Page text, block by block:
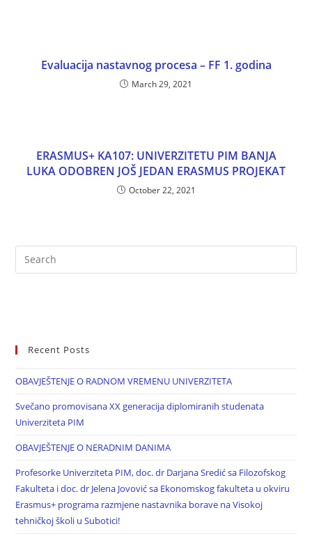
Evaluacija nastavnog procesa – FF 1. godina
March 29, 2021
ERASMUS+ KA107: UNIVERZITETU PIM BANJA
LUKA ODOBREN JOŠ JEDAN ERASMUS PROJEKAT
October 22, 2021
Recent Posts
OBAVJEŠTENJE O RADNOM VREMENU UNIVERZITETA
Svečano promovisana XX generacija diplomiranih studenata
Univerziteta PIM
OBAVJEŠTENJE O NERADNIM DANIMA
Profesorke Univerziteta PIM, doc. dr Darjana Sredić sa Filozofskog
Fakulteta i doc. dr Jelena Jovović sa Ekonomskog fakulteta u okviru
Erasmus+ programa razmjene nastavnika borave na Visokoj
tehničkoj školi u Subotici!